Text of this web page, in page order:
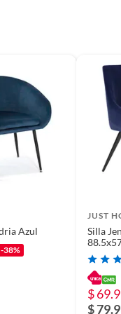
Azul
-38%
JUST
Silla
$
$